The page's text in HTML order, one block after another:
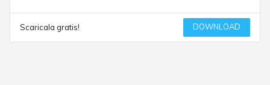
Scaricala gratis! DOWNLOAD